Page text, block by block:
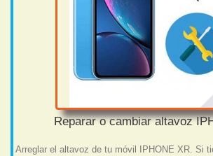
Reparar o cambiar altavoz
Arreglar el altavoz de tu móvil IPHONE XR. Si